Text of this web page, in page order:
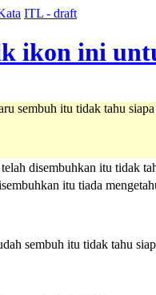
ITL - draft
sembuh itu tidak tahu
disembuhkan itu tidak
itu tiada
sembuh itu tidak tahu